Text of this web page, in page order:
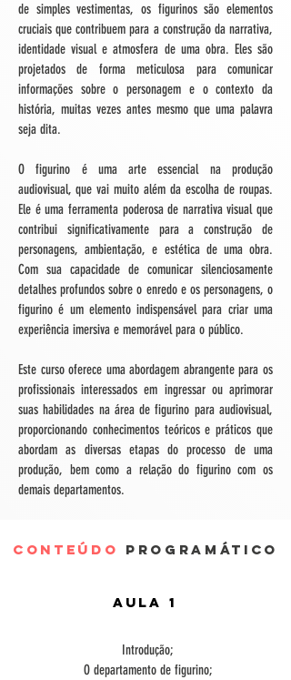
de simples vestimentas, os figurinos são elementos
cruciais que contribuem para a construção da narrativa,
identidade visual e atmosfera de uma obra. Eles são
projetados de forma meticulosa para comunicar
informações sobre o personagem e o contexto da
história, muitas vezes antes mesmo que uma palavra
seja dita.
O figurino é uma arte essencial na produção
audiovisual, que vai muito além da escolha de roupas.
Ele é uma ferramenta poderosa de narrativa visual que
contribui significativamente para a construção de
personagens, ambientação, e estética de uma obra.
Com sua capacidade de comunicar silenciosamente
detalhes profundos sobre o enredo e os personagens, o
figurino é um elemento indispensável para criar uma
experiência imersiva e memorável para o público.
Este curso oferece uma abordagem abrangente para os
profissionais interessados em ingressar ou aprimorar
suas habilidades na área de figurino para audiovisual,
proporcionando conhecimentos teóricos e práticos que
abordam as diversas etapas do processo de uma
produção, bem como a relação do figurino com os
demais departamentos.
Conteúdo Programático
Aula 1
Introdução;
O departamento de figurino;